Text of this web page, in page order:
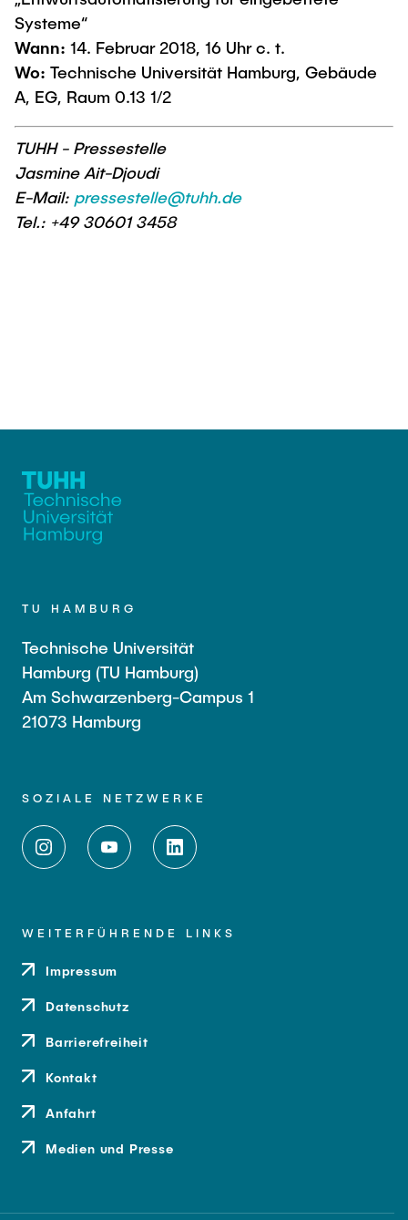
Systeme“
Wann: 14. Februar 2018, 16 Uhr c. t.
Wo: Technische Universität Hamburg, Gebäude
A, EG, Raum 0.13 1/2
TUHH - Pressestelle
Jasmine Ait-Djoudi
E-Mail: pressestelle@tuhh.de
Tel.: +49 30601 3458
TU HAMBURG
Technische Universität
Hamburg (TU Hamburg)
Am Schwarzenberg-Campus 1
21073 Hamburg
SOZIALE NETZWERKE
WEITERFÜHRENDE LINKS
Impressum
Datenschutz
Barrierefreiheit
Kontakt
Anfahrt
Medien und Presse